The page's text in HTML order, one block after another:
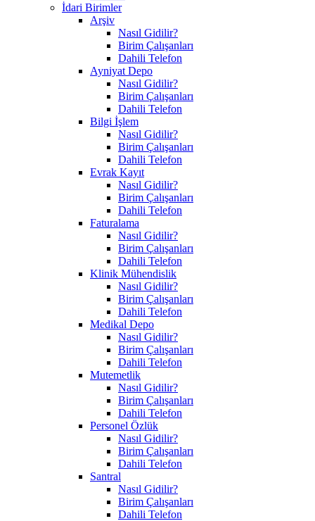
İdari Birimler
Arşiv
Nasıl Gidilir?
Birim Çalışanları
Dahili Telefon
Ayniyat Depo
Nasıl Gidilir?
Birim Çalışanları
Dahili Telefon
Bilgi İşlem
Nasıl Gidilir?
Birim Çalışanları
Dahili Telefon
Evrak Kayıt
Nasıl Gidilir?
Birim Çalışanları
Dahili Telefon
Faturalama
Nasıl Gidilir?
Birim Çalışanları
Dahili Telefon
Klinik Mühendislik
Nasıl Gidilir?
Birim Çalışanları
Dahili Telefon
Medikal Depo
Nasıl Gidilir?
Birim Çalışanları
Dahili Telefon
Mutemetlik
Nasıl Gidilir?
Birim Çalışanları
Dahili Telefon
Personel Özlük
Nasıl Gidilir?
Birim Çalışanları
Dahili Telefon
Santral
Nasıl Gidilir?
Birim Çalışanları
Dahili Telefon